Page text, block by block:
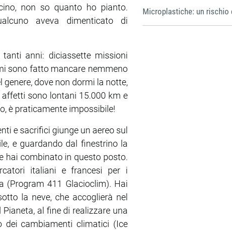
non so quanto ho pianto.
aveva dimenticato di
anni: diciassette missioni
sono fatto mancare nemmeno
dove non dormi la notte,
sono lontani 15.000 km e
è praticamente impossibile!
e sacrifici giunge un aereo sul
e guardando dal finestrino la
hai combinato in questo posto.
italiani e francesi per i
(Program 411 Glacioclim). Hai
la neve, che accoglierà nel
al fine di realizzare una
dei cambiamenti climatici (Ice
Microplastiche: un rischio